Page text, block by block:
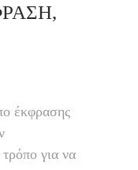
έκφρασης
για να